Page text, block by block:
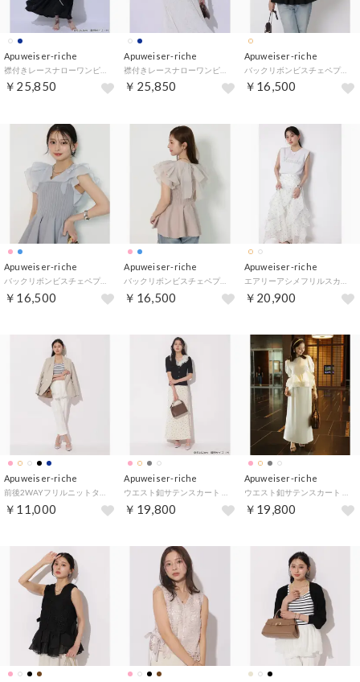
Apuweiser-riche
￥25,850
Apuweiser-riche
￥25,850
Apuweiser-riche
バックリボンビスチェペプラムニット （ドット）
￥16,500
Apuweiser-riche
バックリボンビスチェペプラムニット （ブルーグレー）
￥16,500
Apuweiser-riche
バックリボンビスチェペプラムニット （ピンクベージュ）
￥16,500
Apuweiser-riche
エアリーアシメフリルスカート （ドット）
￥20,900
Apuweiser-riche
￥11,000
Apuweiser-riche
￥19,800
Apuweiser-riche
￥19,800